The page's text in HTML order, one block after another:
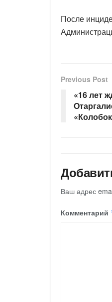
После
Previous Post
«16 лет
Ваш адрес
Комментарий